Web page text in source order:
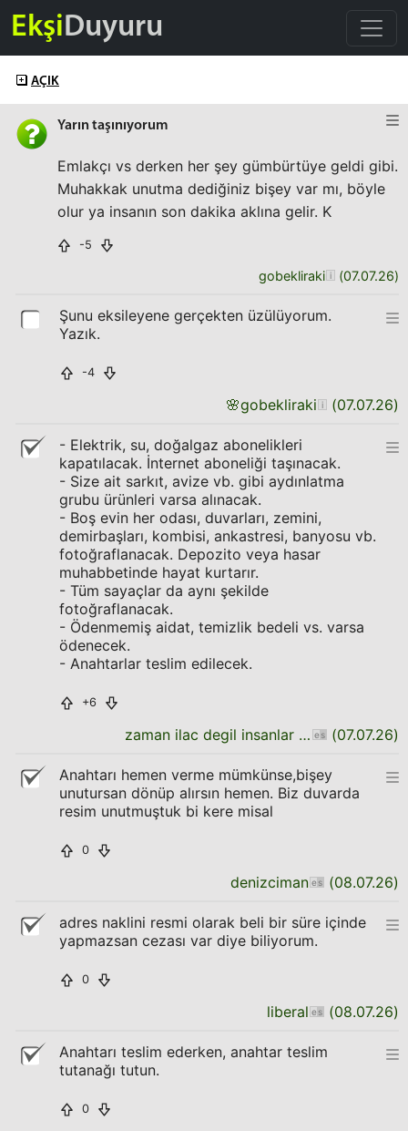
EkşiDuyuru
AÇIK
Yarın taşınıyorum
Emlakçı vs derken her şey gümbürtüye geldi gibi.
Muhakkak unutma dediğiniz bişey var mı, böyle
olur ya insanın son dakika aklına gelir. K
-5
gobekliraki (07.07.26)
Şunu eksileyene gerçekten üzülüyorum.
Yazık.
-4
🌸gobekliraki (07.07.26)
- Elektrik, su, doğalgaz abonelikleri
kapatılacak. İnternet aboneliği taşınacak.
- Size ait sarkıt, avize vb. gibi aydınlatma
grubu ürünleri varsa alınacak.
- Boş evin her odası, duvarları, zemini,
demirbaşları, kombisi, ankastresi, banyosu vb.
fotoğraflanacak. Depozito veya hasar
muhabbetinde hayat kurtarır.
- Tüm sayaçlar da aynı şekilde
fotoğraflanacak.
- Ödenmemiş aidat, temizlik bedeli vs. varsa
ödenecek.
- Anahtarlar teslim edilecek.
+6
zaman ilac degil insanlar unutkan (07.07.26)
Anahtarı hemen verme mümkünse,bişey
unutursan dönüp alırsın hemen. Biz duvarda
resim unutmuştuk bi kere misal
0
denizciman (08.07.26)
adres naklini resmi olarak beli bir süre içinde
yapmazsan cezası var diye biliyorum.
0
liberal (08.07.26)
Anahtarı teslim ederken, anahtar teslim
tutanağı tutun.
0